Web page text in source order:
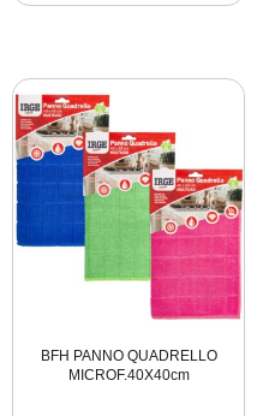
BFH PANNO QUADRELLO
MICROF.40X40cm